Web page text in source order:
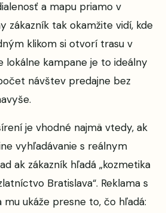
a mapu priamo v
zákazník tak okamžite vidí, kde
klikom si otvorí trasu v
lokálne kampane je to ideálny
návštev predajne bez
je vhodné najmä vtedy, ak
vyhľadávanie s reálnym
ak zákazník hľadá „kozmetika
Bratislava“. Reklama s
ukáže presne to, čo hľadá: